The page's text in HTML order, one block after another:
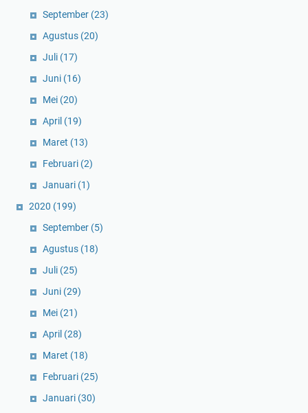
September (23)
Agustus (20)
Juli (17)
Juni (16)
Mei (20)
April (19)
Maret (13)
Februari (2)
Januari (1)
2020 (199)
September (5)
Agustus (18)
Juli (25)
Juni (29)
Mei (21)
April (28)
Maret (18)
Februari (25)
Januari (30)